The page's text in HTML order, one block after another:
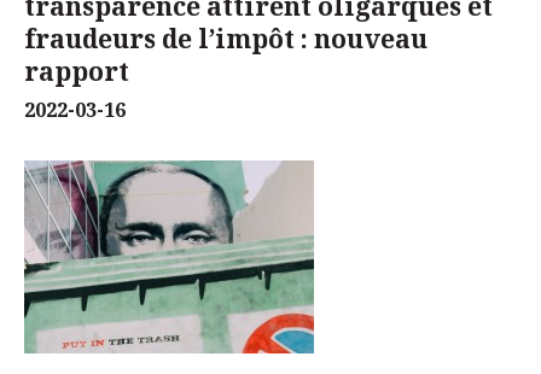
fraudeurs de l’impôt : nouveau
rapport
2022-03-16